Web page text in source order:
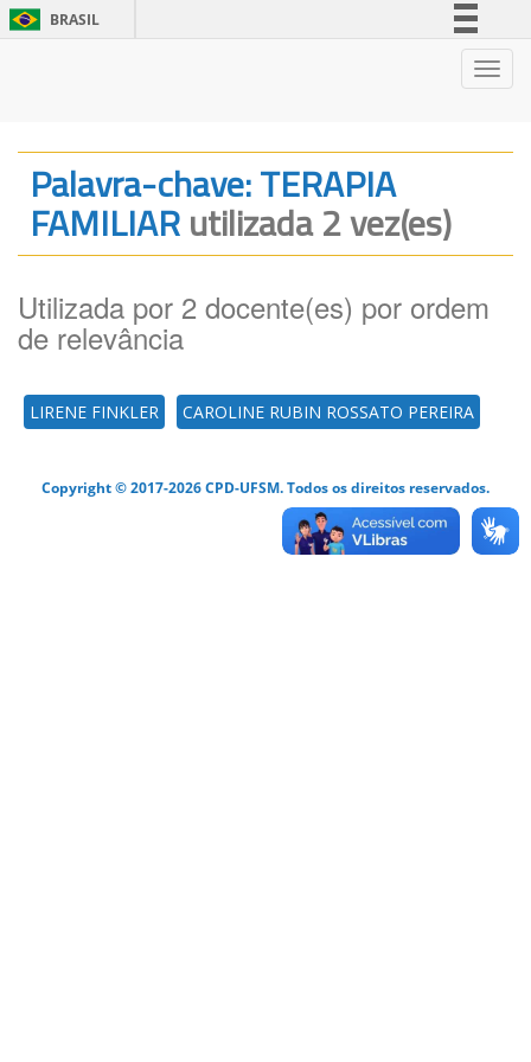
BRASIL
Legislação
Canais
Palavra-chave: TERAPIA
FAMILIARutilizada 2 vez(es)
Utilizada por 2 docente(es) por ordem
de relevância
LIRENE FINKLER CAROLINE RUBIN ROSSATO PEREIRA
Copyright © 2017-2026 CPD-UFSM. Todos os direitos reservados.